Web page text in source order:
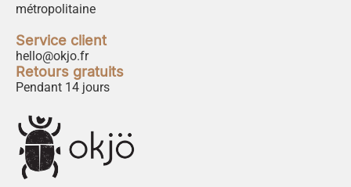
métropolitaine
Service client
hello@okjo.fr
Retours gratuits
Pendant 14 jours